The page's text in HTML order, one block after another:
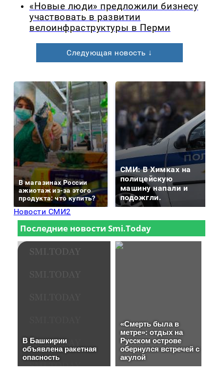
«Новые люди» предложили бизнесу
участвовать в развитии
велоинфраструктуры в Перми
Следующая новость ↓
В магазинах России
ажиотаж из-за этого
продукта: что купить?
СМИ: В Химках на
полицейскую
машину напали и
подожгли.
Новости СМИ2